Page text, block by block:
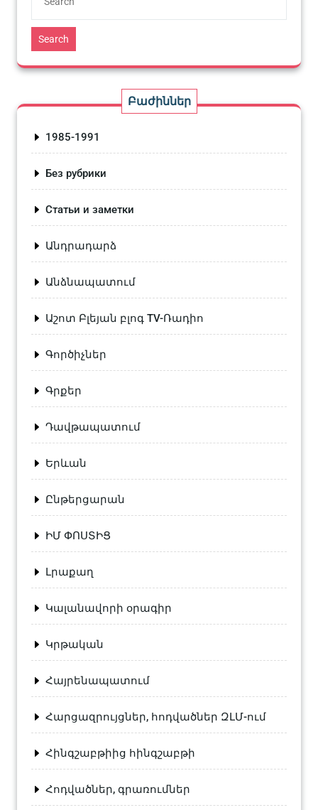
Search
Բաժիններ
1985-1991
Без рубрики
Статьи и заметки
Անդրադարձ
Անձնապատում
Աշոտ Բլեյան բլոգ TV-Ռադիո
Գործիչներ
Գրքեր
Դավթապատում
Երևան
Ընթերցարան
ԻՄ ՓՈՍՏԻՑ
Լրաքաղ
Կալանավորի օրագիր
Կրթական
Հայրենապատում
Հարցազրույցներ, հոդվածներ ԶԼՄ-ում
Հինգշաբթիից հինգշաբթի
Հոդվածներ, գրառումներ